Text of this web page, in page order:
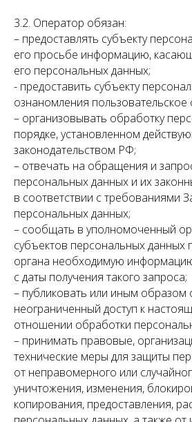
3.2. Оператор обязан:
– предоставлять субъекту
его просьбе информацию,
его персональных данных;
- предоставить субъекту
ознаномления пользовательское
– организовывать обработку
порядке, установленном
законодательством РФ;
– отвечать на обращения и
персональных данных и их
в соответствии с требованиями
персональных данных;
– сообщать в уполномоченный
субъектов персональных данных
органа необходимую
с даты получения такого запроса;
– публиковать или иным образом
неограниченный доступ к
отношении обработки
– принимать правовые,
технические меры для защиты
от неправомерного или
уничтожения, изменения,
копирования, предоставления,